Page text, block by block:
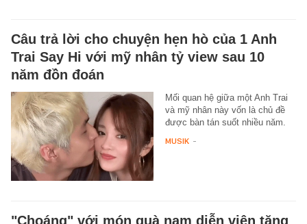
Câu trả lời cho chuyện hẹn hò của 1 Anh
Trai Say Hi với mỹ nhân tỷ view sau 10
năm đồn đoán
Mối quan hệ giữa một Anh Trai
và mỹ nhân này vốn là chủ đề
được bàn tán suốt nhiều năm.
MUSIK -
"Choáng" với món quà nam diễn viên tặng